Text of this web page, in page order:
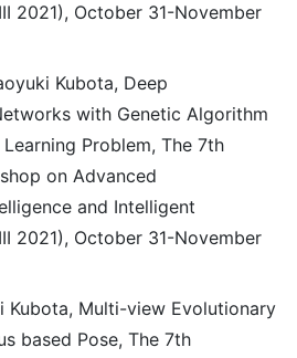
2021), October 31-November
Kubota, Deep
with Genetic Algorithm
Problem, The 7th
on Advanced
and Intelligent
2021), October 31-November
Kubota, Multi-view Evolutionary
based Pose, The 7th